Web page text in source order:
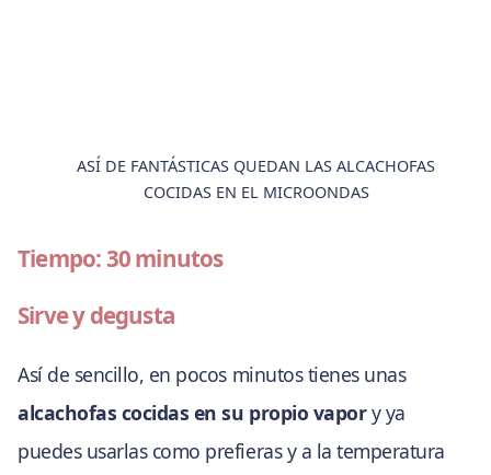
ASÍ DE FANTÁSTICAS QUEDAN LAS ALCACHOFAS
COCIDAS EN EL MICROONDAS
Tiempo: 30 minutos
Sirve y degusta
Así de sencillo, en pocos minutos tienes unas
alcachofas cocidas en su propio vapory ya
puedes usarlas como prefieras y a la temperatura